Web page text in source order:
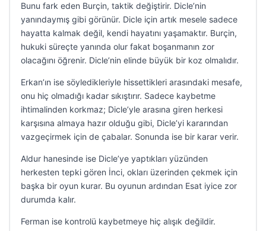
Bunu fark eden Burçin, taktik değiştirir. Dicle’nin
yanındaymış gibi görünür. Dicle için artık mesele sadece
hayatta kalmak değil, kendi hayatını yaşamaktır. Burçin,
hukuki süreçte yanında olur fakat boşanmanın zor
olacağını öğrenir. Dicle’nin elinde büyük bir koz olmalıdır.
Erkan’ın ise söyledikleriyle hissettikleri arasındaki mesafe,
onu hiç olmadığı kadar sıkıştırır. Sadece kaybetme
ihtimalinden korkmaz; Dicle’yle arasına giren herkesi
karşısına almaya hazır olduğu gibi, Dicle’yi kararından
vazgeçirmek için de çabalar. Sonunda ise bir karar verir.
Aldur hanesinde ise Dicle’ye yaptıkları yüzünden
herkesten tepki gören İnci, okları üzerinden çekmek için
başka bir oyun kurar. Bu oyunun ardından Esat iyice zor
durumda kalır.
Ferman ise kontrolü kaybetmeye hiç alışık değildir.